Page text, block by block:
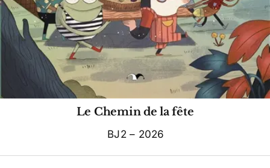
Le Chemin de la fête
BJ2 – 2026